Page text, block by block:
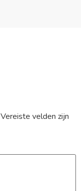
Vereiste velden zijn